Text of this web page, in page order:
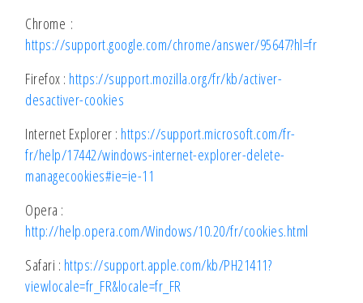
Chrome :
https://support.google.com/chrome/answer/95647?hl=fr
Firefox : https://support.mozilla.org/fr/kb/activer-
desactiver-cookies
Internet Explorer : https://support.microsoft.com/fr-
fr/help/17442/windows-internet-explorer-delete-
managecookies#ie=ie-11
Opera :
http://help.opera.com/Windows/10.20/fr/cookies.html
Safari : https://support.apple.com/kb/PH21411?
viewlocale=fr_FR&locale=fr_FR